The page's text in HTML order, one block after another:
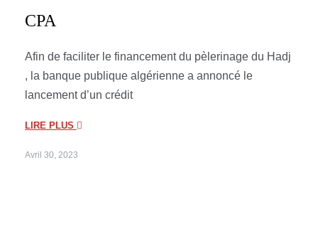
CPA
Afin de faciliter le financement du pèlerinage du Hadj
, la banque publique algérienne a annoncé le
lancement d’un crédit
LIRE PLUS
Avril 30, 2023